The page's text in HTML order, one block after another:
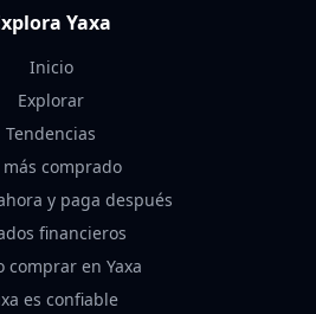
Yaxa
Inicio
Explorar
Tendencias
más comprado
y paga después
financieros
comprar en Yaxa
es confiable